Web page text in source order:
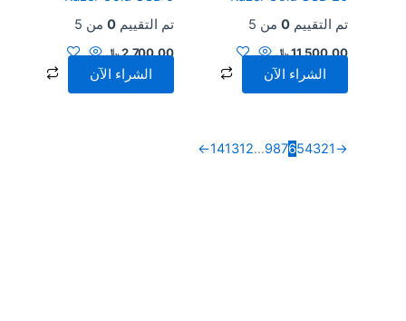
تم التقييم 0من 5
11,500.00﷼
الشراء الآن
تم التقييم 0من 5
2,700.00﷼
الشراء الآن
→
1
2
3
4
5
6
7
8
9
…
12
13
14
←